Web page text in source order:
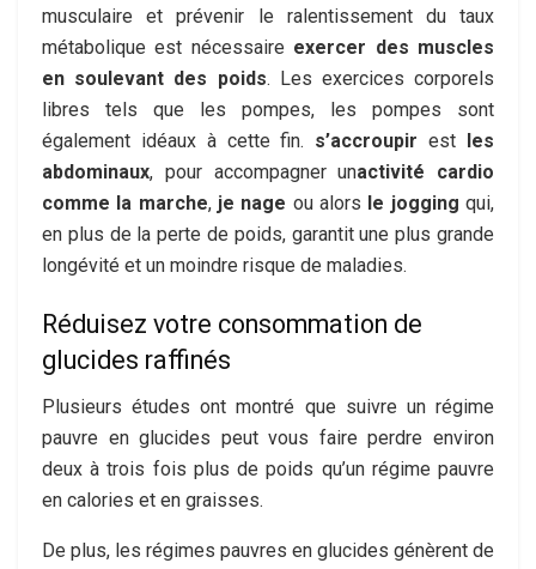
musculaire et prévenir le ralentissement du taux
métabolique est nécessaire exercer des muscles
en soulevant des poids. Les exercices corporels
libres tels que les pompes, les pompes sont
également idéaux à cette fin. s’accroupir est les
abdominaux, pour accompagner unactivité cardio
comme la marche, je nage ou alors le jogging qui,
en plus de la perte de poids, garantit une plus grande
longévité et un moindre risque de maladies.
Réduisez votre consommation de
glucides raffinés
Plusieurs études ont montré que suivre un régime
pauvre en glucides peut vous faire perdre environ
deux à trois fois plus de poids qu’un régime pauvre
en calories et en graisses.
De plus, les régimes pauvres en glucides génèrent de